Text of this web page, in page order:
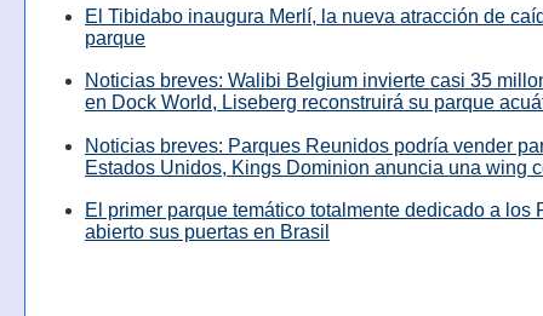
El Tibidabo inaugura Merlí, la nueva atracción de
parque
Noticias breves: Walibi Belgium invierte casi 35
en Dock World, Liseberg reconstruirá su parque
Noticias breves: Parques Reunidos podría vender
Estados Unidos, Kings Dominion anuncia una wing
El primer parque temático totalmente dedicado a los
abierto sus puertas en Brasil